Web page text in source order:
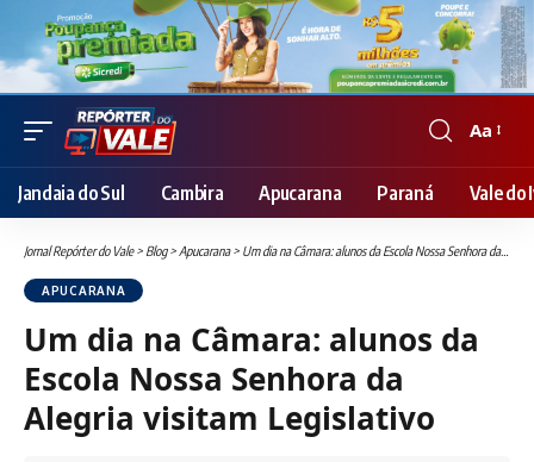
Font
Resizer
Aa
Jandaia do Sul Cambira Apucarana Paraná Vale do
Jornal Repórter do Vale> Blog>Apucarana> Um dia na Câmara: alunos da Escola Nossa Senhora da Alegria visitam Legislativo
APUCARANA
Um dia na Câmara: alunos da
Escola Nossa Senhora da
Alegria visitam Legislativo